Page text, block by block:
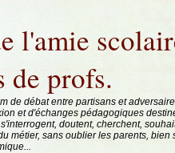
l'amie
de profs.
de débat entre partisans et
et d'échanges pédagogiques
doutent, cherchent,
métier, sans oublier les parents, bien